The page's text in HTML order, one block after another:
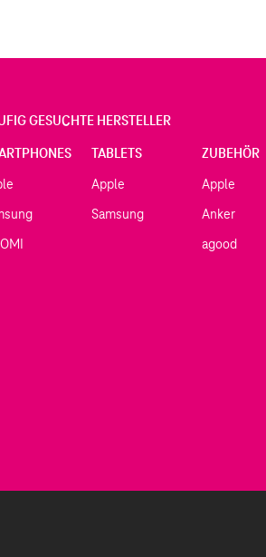
GESUCHTE HERSTELLER
TABLETS
Apple
Samsung
ZUBEHÖR
Apple
Anker
agood